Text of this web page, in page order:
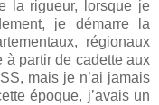
la rigueur, lorsque je
je démarre la
régionaux
à partir de cadette aux
mais je n’ai jamais
époque, j’avais un